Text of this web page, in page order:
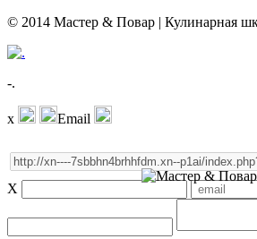
© 2014 Мастер & Повар | Кулинарная
-.
x Email
X